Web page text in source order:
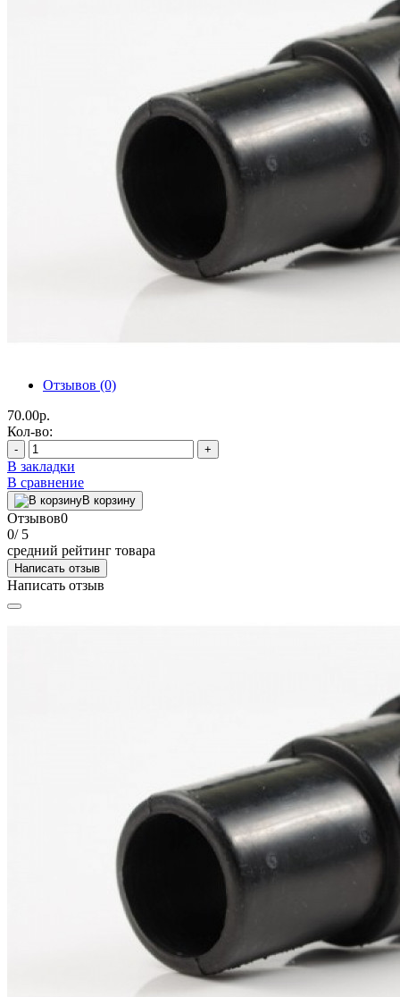
Отзывов (0)
70.00р.
Кол-во:
- +
В закладки
В сравнение
В корзину
Отзывов0
0/ 5
средний рейтинг товара
Написать отзыв
Написать отзыв